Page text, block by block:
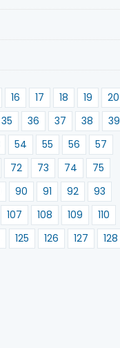
16 17 18 19
20
35 36 37 38
39
54 55 56
57
72 73 74
75
90 91 92
93
107 108 109
110
125 126 127
128